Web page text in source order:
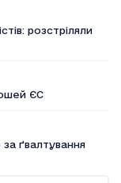
розстріляли
ЄС
за ґвалтування